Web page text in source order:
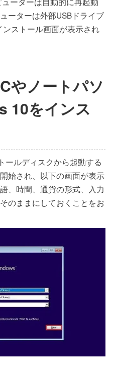
ーターは外部USBドライブ
ストール画面が表示され
やノートパソ
10をインス
ールディスクから起動する
始され、以下の画面が表示
、時間、通貨の形式、入力
のままにしておくことをお